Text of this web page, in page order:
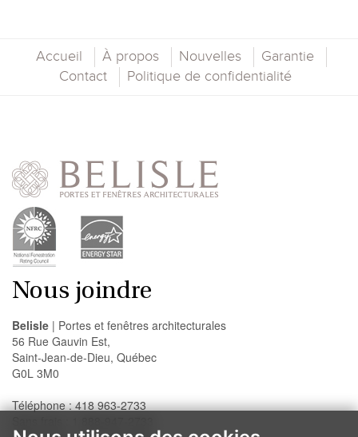
Accueil À propos Nouvelles
Garantie
Contact
Politique de confidentialité
Nous joindre
Belisle | Portes et fenêtres architecturales
56 Rue Gauvin Est,
Saint-Jean-de-Dieu, Québec
G0L 3M0
Téléphone : 418 963-2733